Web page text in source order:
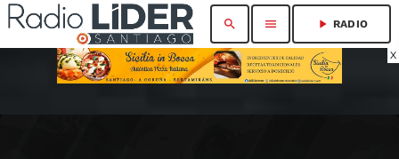
X
search menu play_arrow RADIO